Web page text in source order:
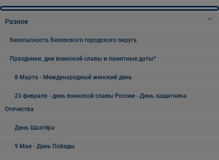
Разное
Безопасность Беловского городского округа
Праздники, дни воинской славы и памятные даты*
8 Марта - Международный женский день
23 февраля - день воинской славы России - День защитника
Отечества
День Шахтёра
9 Мая - День Победы